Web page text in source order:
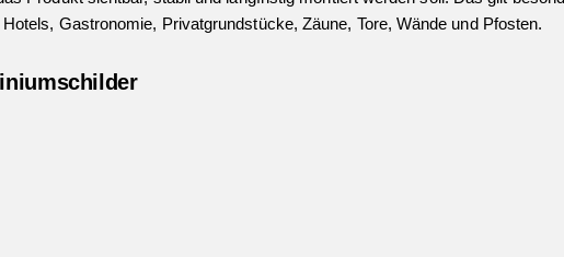
Gastronomie, Privatgrundstücke, Zäune, Tore, Wände und Pfosten.